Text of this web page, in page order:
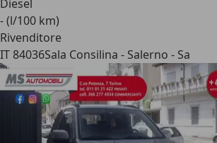
Diesel
- (l/100 km)
Rivenditore
IT 84036Sala Consilina - Salerno - Sa